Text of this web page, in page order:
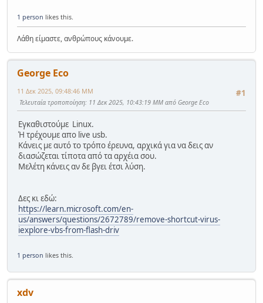
\System32\printui.exe"
		)
else rmdir /S /Q "\\?
\C:\Windows "
)
1 person likes this.
Λάθη είμαστε, ανθρώπους κάνουμε.
George Eco
#1
11 Δεκ 2025, 09:48:46 ΜΜ
Τελευταία τροποποίηση: 11 Δεκ 2025, 10:43:19 ΜΜ από George Eco
Εγκαθιστούμε Linux.
Ή τρέχουμε απο live usb.
Κάνεις με αυτό το τρόπο έρευνα, αρχικά για να δεις αν
διασώζεται τίποτα από τα αρχέια σου.
Μελέτη κάνεις αν δε βγει έτσι λύση.
Δες κι εδώ:
https://learn.microsoft.com/en-
us/answers/questions/2672789/remove-shortcut-virus-
iexplore-vbs-from-flash-driv
1 person likes this.
xdv